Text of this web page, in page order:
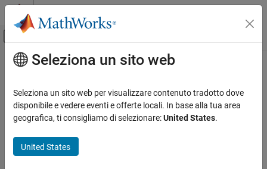
Vai al contenuto
Attiva/disattiva menu di navigazione
Pagina iniziale della documentazione
Contenuto principale
Seleziona un sito web
Seleziona un sito web per visualizzare contenuto tradotto dove
disponibile e vedere eventi e offerte locali. In base alla tua area
geografica, ti consigliamo di selezionare:United States.
United States